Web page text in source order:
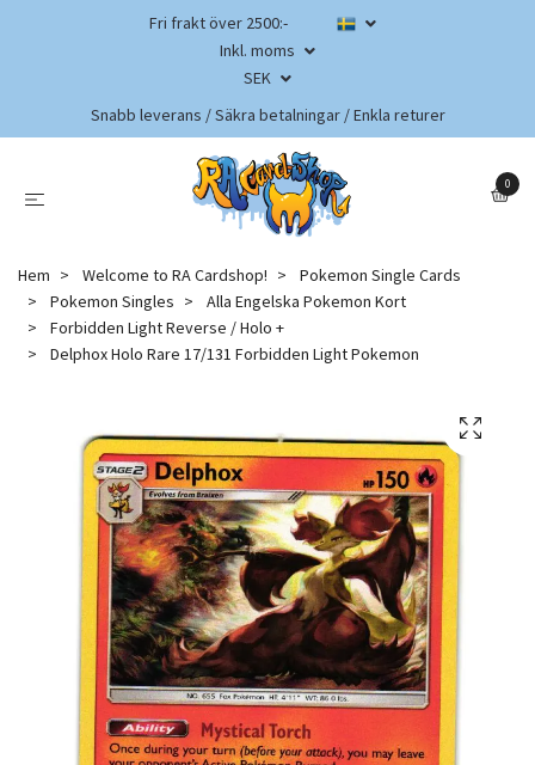
Fri frakt över 2500:-
Inkl. moms
SEK
Snabb leverans / Säkra betalningar / Enkla returer
0
Hem Welcome to RA Cardshop!
Pokemon Single Cards
Pokemon Singles
Alla Engelska Pokemon Kort
Forbidden Light Reverse / Holo +
Delphox Holo Rare 17/131 Forbidden Light Pokemon